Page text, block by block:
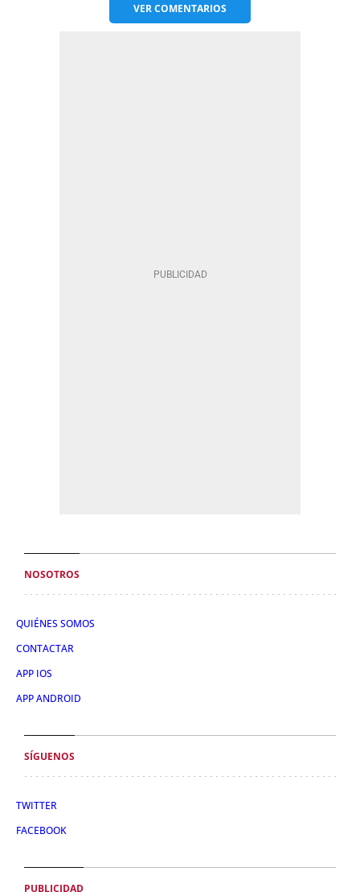
VERCOMENTARIOS
NOSOTROS
QUIÉNES SOMOS
CONTACTAR
APP IOS
APP ANDROID
SÍGUENOS
TWITTER
FACEBOOK
PUBLICIDAD